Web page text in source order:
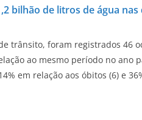
bilhão de litros de água
trânsito, foram registrados 46
ao mesmo período no ano
em relação aos óbitos (6) e